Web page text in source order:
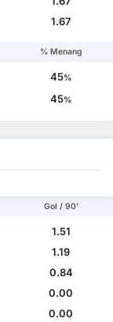
1.67
% Menang
45%
45%
Gol / 90'
1.51
1.19
0.84
0.00
0.00